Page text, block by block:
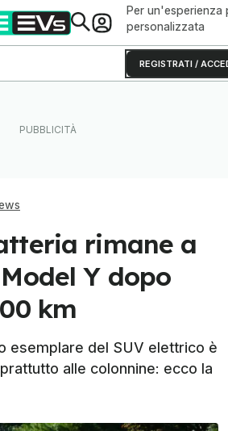
Per un'esperienza
personalizzata
REGISTRATI /
rimane a
Y dopo
km
esemplare del SUV elettrico è
alle colonnine: ecco la